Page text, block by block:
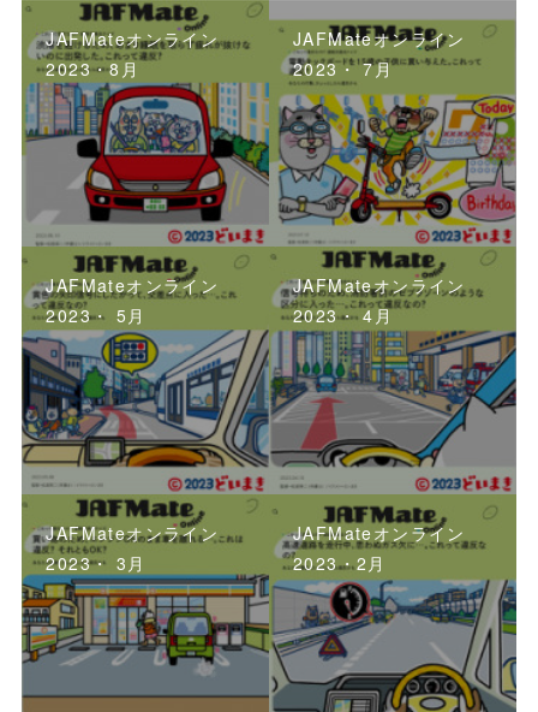
JAFMateオンライン
2023・8月
JAFMateオンライン
2023・ 7月
JAFMateオンライン
2023・ 5月
JAFMateオンライン
2023・ 4月
JAFMateオンライン
2023・ 3月
JAFMateオンライン
2023・2月